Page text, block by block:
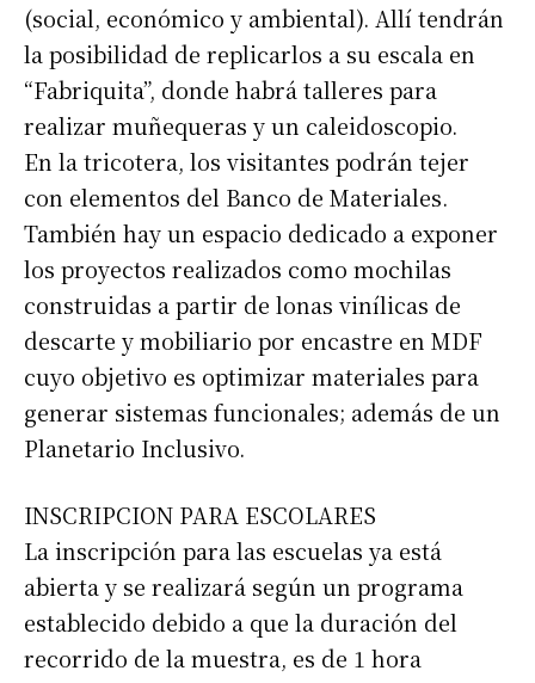
(social, económico y ambiental). Allí tendrán
la posibilidad de replicarlos a su escala en
“Fabriquita”, donde habrá talleres para
realizar muñequeras y un caleidoscopio.
En la tricotera, los visitantes podrán tejer
con elementos del Banco de Materiales.
También hay un espacio dedicado a exponer
los proyectos realizados como mochilas
construidas a partir de lonas vinílicas de
descarte y mobiliario por encastre en MDF
cuyo objetivo es optimizar materiales para
generar sistemas funcionales; además de un
Planetario Inclusivo.
INSCRIPCION PARA ESCOLARES
La inscripción para las escuelas ya está
abierta y se realizará según un programa
establecido debido a que la duración del
recorrido de la muestra, es de 1 hora